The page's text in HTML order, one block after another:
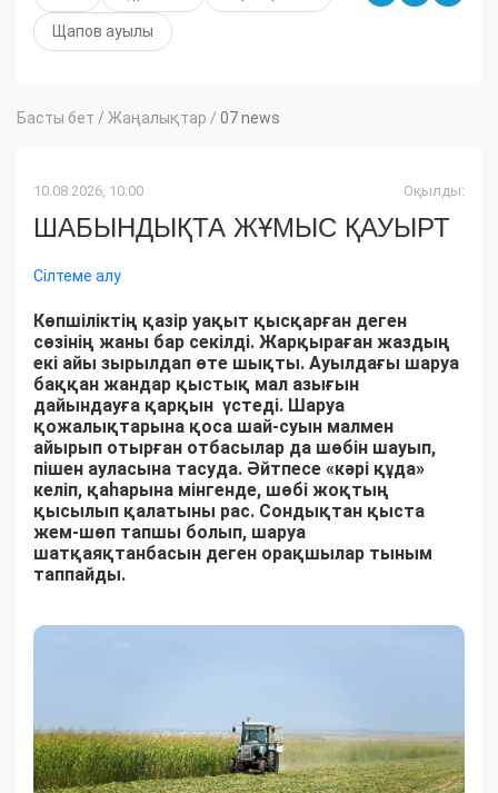
Щапов ауылы
Басты бет / Жаңалықтар / 07 news
10.08.2026, 10:00 Оқылды:
ШАБЫНДЫҚТА ЖҰМЫС ҚАУЫРТ
Сілтеме алу
Көпшіліктің қазір уақыт қысқарған деген
сөзінің жаны бар секілді. Жарқыраған жаздың
екі айы зырылдап өте шықты. Ауылдағы шаруа
баққан жандар қыстық мал азығын
дайындауға қарқын үстеді. Шаруа
қожалықтарына қоса шай-суын малмен
айырып отырған отбасылар да шөбін шауып,
пішен ауласына тасуда. Әйтпесе «кәрі құда»
келіп, қаһарына мінгенде, шөбі жоқтың
қысылып қалатыны рас. Сондықтан қыста
жем-шөп тапшы болып, шаруа
шатқаяқтанбасын деген орақшылар тыным
таппайды.